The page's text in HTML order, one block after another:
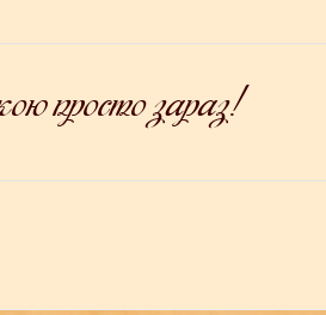
просто зараз!